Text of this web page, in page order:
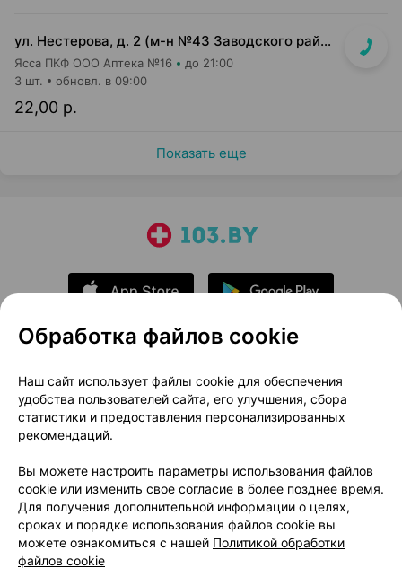
ул. Нестерова, д. 2 (м-н №43 Заводского райпищеторга)
Ясса ПКФ ООО Аптека №16 до 21:00
22,00 р.
3 шт. обновл. в 09:00
Показать еще
О проекте
Новости проекта
Размещение рекламы
Медицинский маркетинг
Публичный договор
Доставка
Способы оплаты
Вакансии
Партнеры
Написать руководителю 103.by
Написать в поддержку
Персональные настройки Cookie
Обработка файлов cookie
Наш сайт использует файлы cookie для обеспечения
удобства пользователей сайта, его улучшения, сбора
статистики и предоставления персонализированных
рекомендаций.
Вы можете настроить параметры использования файлов
cookie или изменить свое согласие в более позднее время.
Для получения дополнительной информации о целях,
сроках и порядке использования файлов cookie вы
можете ознакомиться с нашей Политикой обработки
файлов cookie